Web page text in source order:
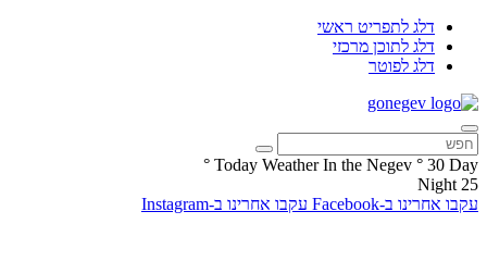
דלג לתפריט ראשי
דלג לתוכן מרכזי
דלג לפוטר
Today Weather In the Negev ° 30 Day
°
25
Night
עקבו אחרינו ב-Facebook
עקבו אחרינו ב-Instagram